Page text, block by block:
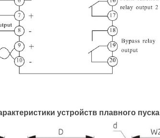
устройств плавного пуска